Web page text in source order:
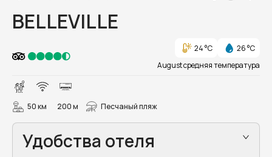
BELLEVILLE
24 °C
26 °C
August средняя температура
50 км 200 м Песчаный пляж
Удобства отеля